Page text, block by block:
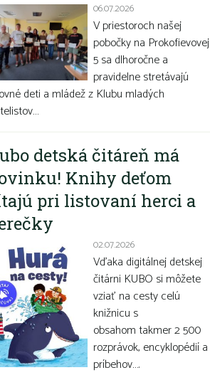
06.07.2026
V priestoroch našej
pobočky na Prokofievovej
5 sa dlhoročne a
pravidelne stretávajú
deti a mládež z Klubu mladých
detská čitáreň má
Knihy deťom
pri listovaní herci a
02.07.2026
Vďaka digitálnej detskej
čitárni KUBO si môžete
vziať na cesty celú
knižnicu s
obsahom takmer 2 500
rozprávok, encyklopédií a
príbehov….